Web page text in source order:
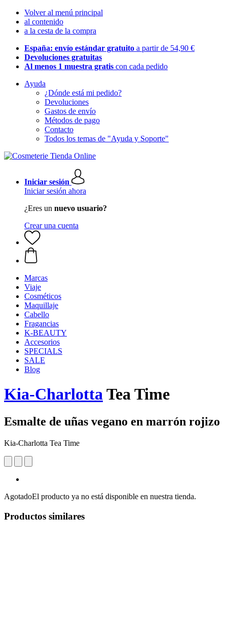
Volver al menú principal
al contenido
a la cesta de la compra
España: envío estándar gratuito a partir de 54,90 €
Devoluciones gratuitas
Al menos 1 muestra gratis con cada pedido
Ayuda
¿Dónde está mi pedido?
Devoluciones
Gastos de envío
Métodos de pago
Contacto
Todos los temas de "Ayuda y Soporte"
Iniciar sesión
Iniciar sesión ahora
¿Eres un nuevo usuario?
Crear una cuenta
Marcas
Viaje
Cosméticos
Maquillaje
Cabello
Fragancias
K-BEAUTY
Accesorios
SPECIALS
SALE
Blog
Kia-CharlottaTea Time
Esmalte de uñas vegano en marrón rojizo
Kia-Charlotta Tea Time
AgotadoEl producto ya no está disponible en nuestra tienda.
Productos similares